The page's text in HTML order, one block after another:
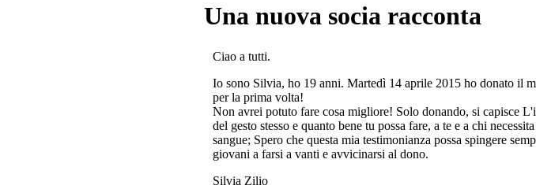
Una nuova socia racconta
Ciao a tutti.
Io sono Silvia, ho 19 anni. Martedì 14 aprile 2015 ho donato il
per la prima volta!
Non avrei potuto fare cosa migliore! Solo donando, si capisce
del gesto stesso e quanto bene tu possa fare, a te e a chi
sangue; Spero che questa mia testimonianza possa spingere
giovani a farsi a vanti e avvicinarsi al dono.
Silvia Zilio